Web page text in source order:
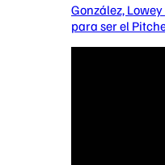
González,
para ser el